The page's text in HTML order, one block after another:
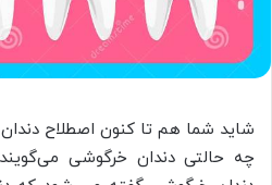
شاید شما هم تا کنون اصطلاح
چه حالتی دندان خرگوشی